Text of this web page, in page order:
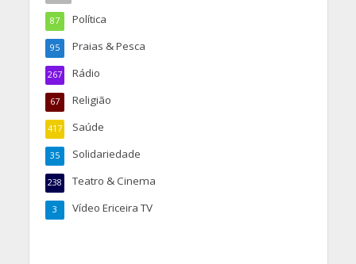
Política
87
Praias & Pesca
95
Rádio
267
Religião
67
Saúde
417
Solidariedade
35
Teatro & Cinema
238
Vídeo Ericeira TV
3